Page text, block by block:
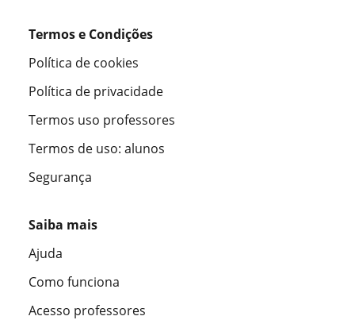
Termos e Condições
Política de cookies
Política de privacidade
Termos uso professores
Termos de uso: alunos
Segurança
Saiba mais
Ajuda
Como funciona
Acesso professores